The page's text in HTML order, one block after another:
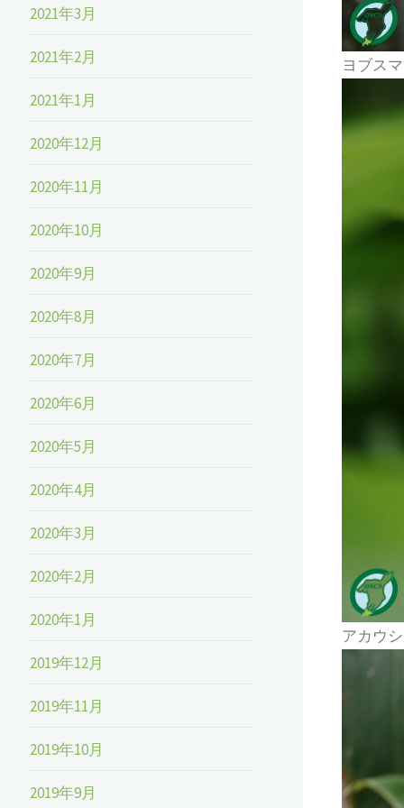
ヨブス
アカウ
2021年3月
2021年2月
2021年1月
2020年12月
2020年11月
2020年10月
2020年9月
2020年8月
2020年7月
2020年6月
2020年5月
2020年4月
2020年3月
2020年2月
2020年1月
2019年12月
2019年11月
2019年10月
2019年9月